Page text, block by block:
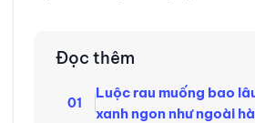
Đọc thêm
01
Luộc rau muống bao
xanh ngon như ngoài